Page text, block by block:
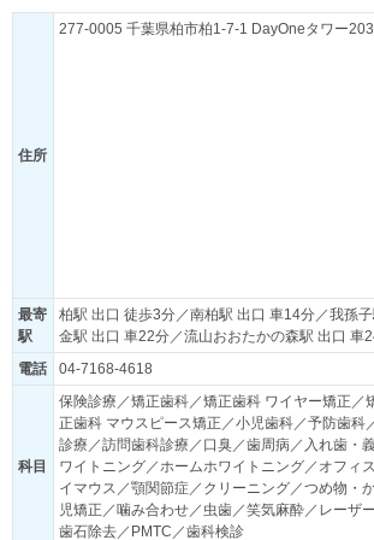
住所
277-0005 千葉県柏市柏1-7-1 DayOneタワー203
最寄
駅
柏駅 出口 徒歩3分／南柏駅 出口 車14分／我孫
金駅 出口 車22分／流山おおたかの森駅 出口 車
電話
04-7168-4618
科目
保険診療／矯正歯科／矯正歯科 ワイヤー矯正／
正歯科 マウスピース矯正／小児歯科／予防歯科
診療／訪問歯科診療／口臭／歯周病／入れ歯・
ワイトニング／ホームホワイトニング／オフィ
イマウス／顎関節症／クリーニング／つめ物・
児矯正／噛み合わせ／虫歯／笑気麻酔／レーザ
歯石除去／PMTC／歯科検診